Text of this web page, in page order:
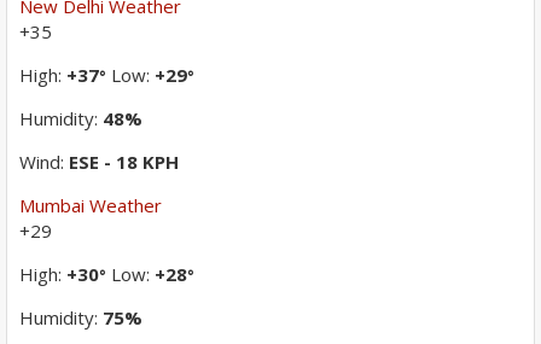
New Delhi Weather
+35
High: +37° Low: +29°
Humidity: 48%
Wind: ESE - 18 KPH
Mumbai Weather
+29
High: +30° Low: +28°
Humidity: 75%